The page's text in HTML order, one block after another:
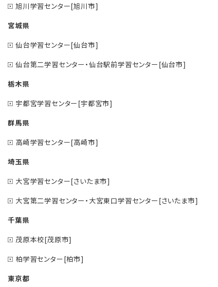
旭川学習センター[旭川市]
宮城県
仙台学習センター[仙台市]
仙台第二学習センター・仙台駅前学習センター[仙台市]
栃木県
宇都宮学習センター[宇都宮市]
群馬県
高崎学習センター[高崎市]
埼玉県
大宮学習センター[さいたま市]
大宮第二学習センター・大宮東口学習センター[さいたま市]
千葉県
茂原本校[茂原市]
柏学習センター[柏市]
東京都